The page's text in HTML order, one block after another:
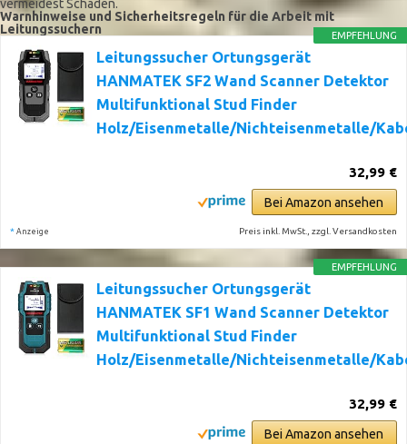
vermeidest Schäden.
Warnhinweise und Sicherheitsregeln für die Arbeit mit
Leitungssuchern
EMPFEHLUNG
Leitungssucher Ortungsgerät
HANMATEK SF2 Wand Scanner Detektor
Multifunktional Stud Finder
Holz/Eisenmetalle/Nichteisenmetalle/
32,99 €
Bei Amazon ansehen
* Anzeige Preis inkl. MwSt., zzgl. Versandkosten
EMPFEHLUNG
Leitungssucher Ortungsgerät
HANMATEK SF1 Wand Scanner Detektor
Multifunktional Stud Finder
Holz/Eisenmetalle/Nichteisenmetalle/
32,99 €
Bei Amazon ansehen